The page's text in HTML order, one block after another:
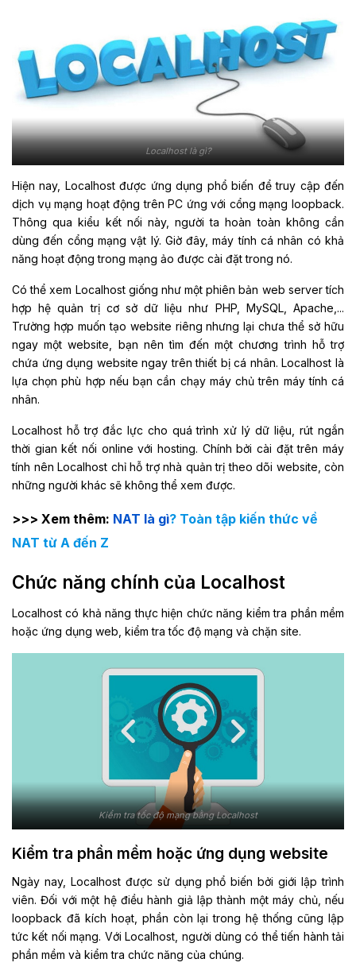
Localhost là gì?
Hiện nay, Localhost được ứng dụng phổ biến để truy cập đến
dịch vụ mạng hoạt động trên PC ứng với cổng mạng loopback.
Thông qua kiểu kết nối này, người ta hoàn toàn không cần
dùng đến cổng mạng vật lý. Giờ đây, máy tính cá nhân có khả
năng hoạt động trong mạng ảo được cài đặt trong nó.
Có thể xem Localhost giống như một phiên bản web server tích
hợp hệ quản trị cơ sở dữ liệu như PHP, MySQL, Apache,...
Trường hợp muốn tạo website riêng nhưng lại chưa thể sở hữu
ngay một website, bạn nên tìm đến một chương trình hỗ trợ
chứa ứng dụng website ngay trên thiết bị cá nhân. Localhost là
lựa chọn phù hợp nếu bạn cần chạy máy chủ trên máy tính cá
nhân.
Localhost hỗ trợ đắc lực cho quá trình xử lý dữ liệu, rút ngắn
thời gian kết nối online với hosting. Chính bởi cài đặt trên máy
tính nên Localhost chỉ hỗ trợ nhà quản trị theo dõi website, còn
những người khác sẽ không thể xem được.
>>> Xem thêm: NAT là gì? Toàn tập kiến thức về
NAT từ A đến Z
Chức năng chính của Localhost
Localhost có khả năng thực hiện chức năng kiểm tra phần mềm
hoặc ứng dụng web, kiểm tra tốc độ mạng và chặn site.
Kiểm tra tốc độ mạng bằng Localhost
Kiểm tra phần mềm hoặc ứng dụng website
Ngày nay, Localhost được sử dụng phổ biến bởi giới lập trình
viên. Đối với một hệ điều hành giả lập thành một máy chủ, nếu
loopback đã kích hoạt, phần còn lại trong hệ thống cũng lập
tức kết nối mạng. Với Localhost, người dùng có thể tiến hành tải
phần mềm và kiểm tra chức năng của chúng.